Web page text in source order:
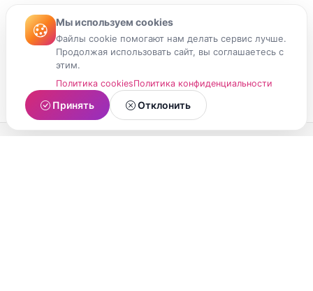
Мы используем cookies
Файлы cookie помогают нам делать сервис лучше.
Продолжая использовать сайт, вы соглашаетесь с
этим.
Политика cookiesПолитика конфиденциальности
Принять Отклонить